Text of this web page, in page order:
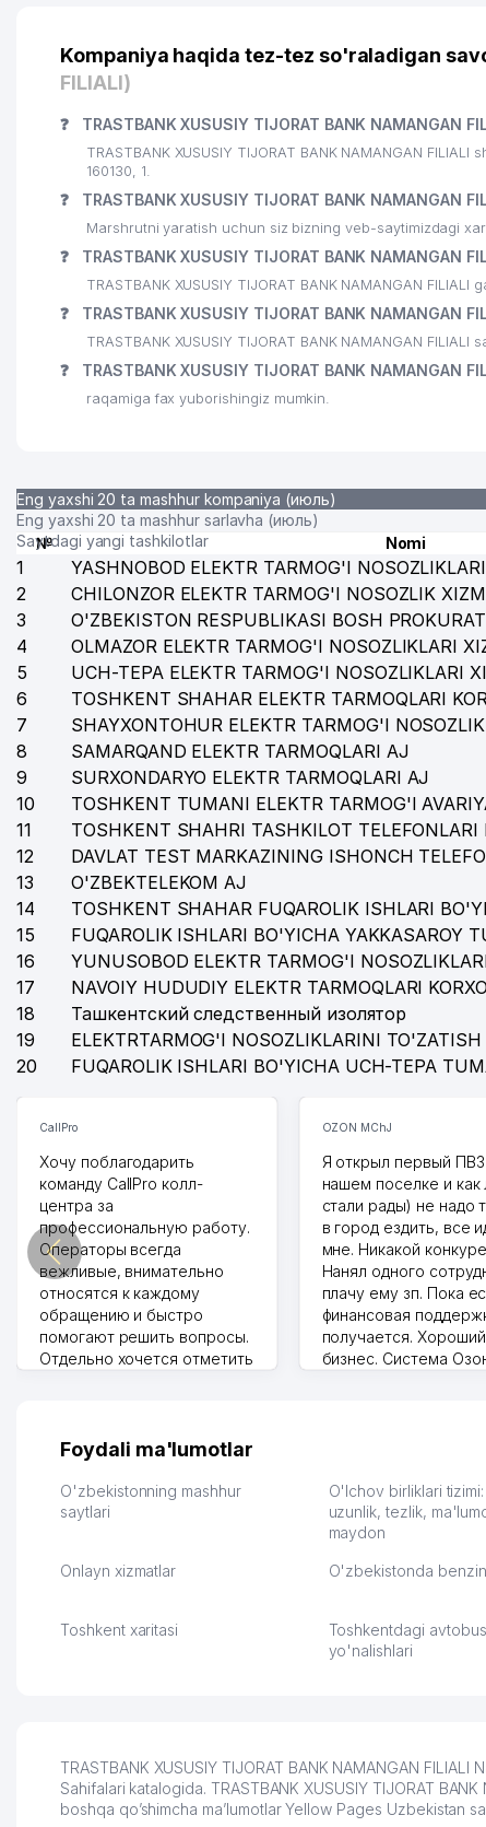
Kompaniya haqida tez-tez so'raladigan
FILIALI)
❓ TRASTBANK XUSUSIY TIJORAT BANK NAMANGAN
TRASTBANK XUSUSIY TIJORAT BANK NAMANGAN
160130, 1.
❓ TRASTBANK XUSUSIY TIJORAT BANK NAMANGAN
Marshrutni yaratish uchun siz bizning veb-saytimizdagi
❓ TRASTBANK XUSUSIY TIJORAT BANK NAMANGAN
TRASTBANK XUSUSIY TIJORAT BANK NAMANGAN
❓ TRASTBANK XUSUSIY TIJORAT BANK NAMANGAN
TRASTBANK XUSUSIY TIJORAT BANK NAMANGAN
❓ TRASTBANK XUSUSIY TIJORAT BANK NAMANGAN
raqamiga fax yuborishingiz mumkin.
Eng yaxshi 20 ta mashhur kompaniya (июль)
Eng yaxshi 20 ta mashhur sarlavha (июль)
Saytdagi yangi tashkilotlar
№ Nomi
1 YASHNOBOD ELEKTR TARMOG'I
2
CHILONZOR ELEKTR TARMOG'I NOSOZLIK
3
O'ZBEKISTON RESPUBLIKASI BOSH
4
OLMAZOR ELEKTR TARMOG'I NOSOZLIKLARI
5
UCH-TEPA ELEKTR TARMOG'I NOSOZLIKLARI
6
TOSHKENT SHAHAR ELEKTR TARMOQLARI
7
SHAYXONTOHUR ELEKTR TARMOG'I
8
SAMARQAND ELEKTR TARMOQLARI AJ
9
SURXONDARYO ELEKTR TARMOQLARI AJ
10
TOSHKENT TUMANI ELEKTR TARMOG'I
11
TOSHKENT SHAHRI TASHKILOT
12
DAVLAT TEST MARKAZINING ISHONCH
13
O'ZBEKTELEKOM AJ
14
TOSHKENT SHAHAR FUQAROLIK ISHLARI
15
FUQAROLIK ISHLARI BO'YICHA YAKKASAROY
16
YUNUSOBOD ELEKTR TARMOG'I
17
NAVOIY HUDUDIY ELEKTR TARMOQLARI
18
Ташкентский следственный изолятор
19
ELEKTRTARMOG'I NOSOZLIKLARINI
20
FUQAROLIK ISHLARI BO'YICHA UCH-TEPA
CallPro
Хочу поблагодарить
команду CallPro колл-
центра за
профессиональную работу.
Операторы всегда
вежливые, внимательно
относятся к каждому
обращению и быстро
помогают решить вопросы.
Отдельно хочется отметить
их работе значительно
обслуживания клиентов.
Рекомендую этот колл-
Vip Brand 31.07.2026 11:43:39
OZON MChJ
Я открыл первый ПВЗ
нашем поселке и как
стали рады) не надо
в город ездить, все
мне. Никакой
Нанял одного
плачу ему зп. Пока
финансовая
получается. Хороший
бизнес. Система
тут у нас уже есть
Выгодное дело и
спокойное.
Foydali ma'lumotlar
O'zbekistonning mashhur
saytlari
O'lchov birliklari tizimi:
uzunlik, tezlik,
maydon
Onlayn xizmatlar O'zbekistonda
Toshkent xaritasi
Toshkentdagi avtobus
yo'nalishlari
TRASTBANK XUSUSIY TIJORAT BANK NAMANGAN
Sahifalari katalogida. TRASTBANK XUSUSIY TIJORAT
boshqa qo’shimcha ma’lumotlar Yellow Pages Uzbekistan